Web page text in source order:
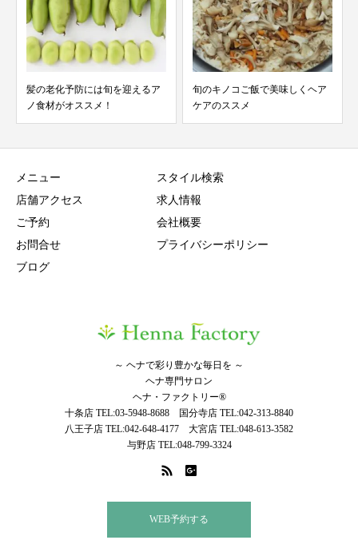
旬のキノコご飯で美味しくヘア
ケアのススメ
梅雨に要注意の毛穴の詰まり
を、炭酸泉でゴッソリ解消...
メニュー
店舗アクセス
ご予約
お問合せ
ブログ
スタイル検索
求人情報
会社概要
プライバシーポリシー
～ ヘナで彩り豊かな毎日を ～
ヘナ専門サロン
ヘナ・ファクトリー®
十条店 TEL:03-5948-8688 国分寺店 TEL:042-313-8840
八王子店 TEL:042-648-4177 大宮店 TEL:048-613-3582
与野店 TEL:048-799-3324
WEB予約する